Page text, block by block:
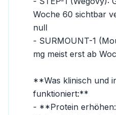
Woche 60 sichtbar
null
- SURMOUNT-1
mg meist erst ab
**Was klinisch und
funktioniert:**
- **Protein